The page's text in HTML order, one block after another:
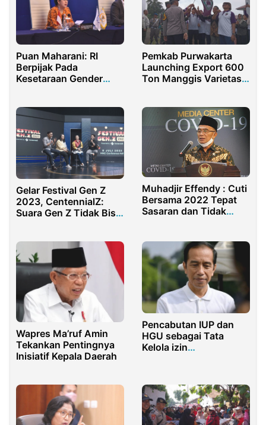
Puan Maharani: RI
Berpijak Pada
Kesetaraan Gender
Pemkab Purwakarta
Launching Export 600
Ton Manggis Varietas
Gelar Festival Gen Z
2023, CentennialZ:
Suara Gen Z Tidak Bisa
Muhadjir Effendy : Cuti
Bersama 2022 Tepat
Sasaran dan Tidak
Wapres Ma’ruf Amin
Tekankan Pentingnya
Inisiatif Kepala Daerah
Pencabutan IUP dan
HGU sebagai Tata
Kelola izin